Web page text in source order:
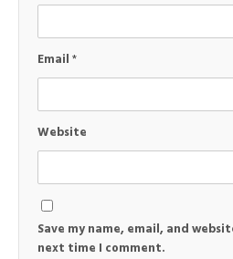
Email*
Website
Save my name, email, and
next time I comment.